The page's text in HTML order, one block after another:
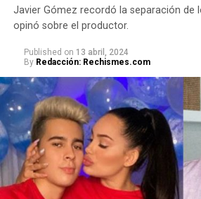
Javier Gómez recordó la separación de
opinó sobre el productor.
Published on 13 abril, 2024
By Redacción: Rechismes.com